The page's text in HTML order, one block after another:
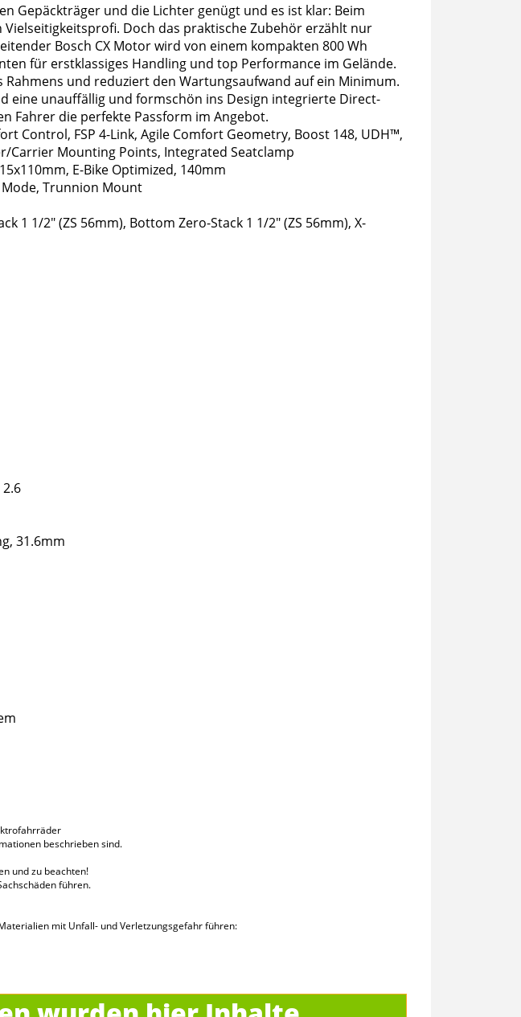
Gepäckträger und die Lichter genügt und es ist klar: Beim
Doch das praktische Zubehör erzählt nur
Bosch CX Motor wird von einem kompakten 800 Wh
für erstklassiges Handling und top Performance im Gelände.
und reduziert den Wartungsaufwand auf ein Minimum.
eine unauffällig und formschön ins Design integrierte Direct-
Fahrer die perfekte Passform im Angebot.
Control, FSP 4-Link, Agile Comfort Geometry, Boost 148, UDH™,
Carrier Mounting Points, Integrated Seatclamp
E-Bike Optimized, 140mm
Mode, Trunnion Mount
1 1/2" (ZS 56mm), Bottom Zero-Stack 1 1/2" (ZS 56mm), X-
31.6mm
beschrieben sind.
und zu beachten!
führen.
mit Unfall- und Verletzungsgefahr führen:
Gabel, Lenker/Vorbaueinheit, Antriebseinheit und Sattelstütze